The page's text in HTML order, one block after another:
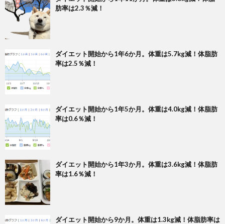
肪率は2.3％減！
ダイエット開始から1年6か月。体重は5.7kg減！体脂肪
率は2.5％減！
ダイエット開始から1年5か月。体重は4.0kg減！体脂肪
率は0.6％減！
ダイエット開始から1年3か月。体重は3.6kg減！体脂肪
率は1.6％減！
ダイエット開始から9か月。体重は1.3kg減！体脂肪率は